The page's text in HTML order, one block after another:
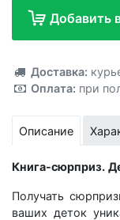
Добавить
Доставка:
Оплата: при
Описание
Книга-сюрприз.
Получать
ваших деток